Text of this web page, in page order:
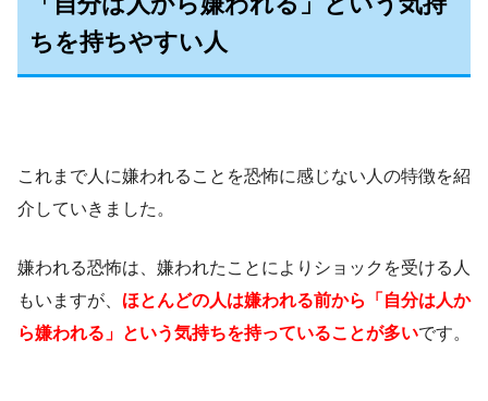
ちを持ちやすい人
これまで人に嫌われることを恐怖に感じない人の特徴を紹
介していきました。
嫌われる恐怖は、嫌われたことによりショックを受ける人
もいますが、 ほとんどの人は嫌われる前から「自分は人か
ら嫌われる」という気持ちを持っていることが多いです。